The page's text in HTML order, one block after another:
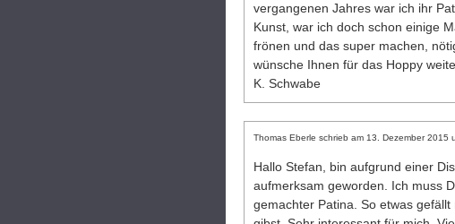
vergangenen Jahres war ich ihr
Kunst, war ich doch schon einige
frönen und das super machen,
wünsche Ihnen für das Hoppy
K. Schwabe
Thomas Eberle schrieb am 13. Dezember 2015
Hallo Stefan, bin aufgrund einer
aufmerksam geworden. Ich muss
gemachter Patina. So etwas